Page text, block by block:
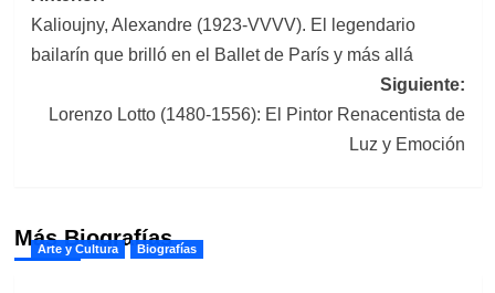
de
entradas
Kalioujny, Alexandre (1923-VVVV). El legendario
bailarín que brilló en el Ballet de París y más allá
Siguiente:
Lorenzo Lotto (1480-1556): El Pintor Renacentista de
Luz y Emoción
Más Biografías
Arte y Cultura Biografías